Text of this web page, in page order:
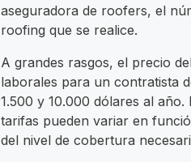
aseguradora de roofers, el
roofing que se realice.
A grandes rasgos, el precio
laborales para un contratista
1.500 y 10.000 dólares al
tarifas pueden variar en
del nivel de cobertura